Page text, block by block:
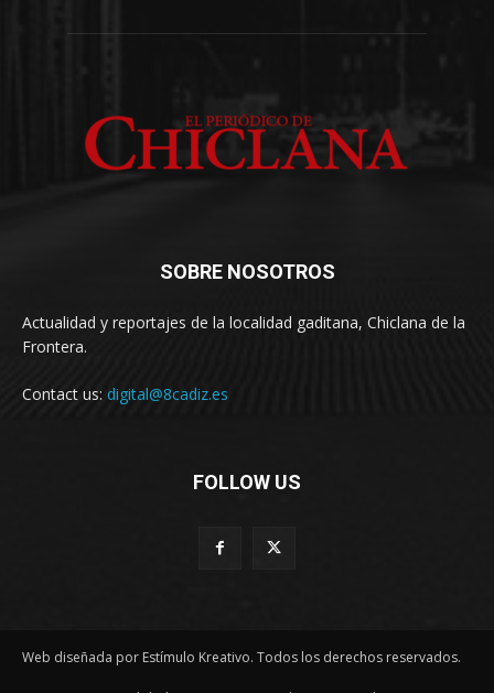
SOBRE NOSOTROS
Actualidad y reportajes de la localidad gaditana, Chiclana de la
Frontera.
Contact us: digital@8cadiz.es
FOLLOW US
Web diseñada por Estímulo Kreativo. Todos los derechos reservados.